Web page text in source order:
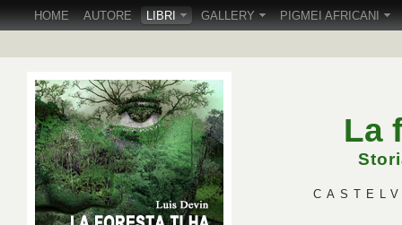
La
HOME AUTORE LIBRI GALLERY PIGMEI AFRICANI